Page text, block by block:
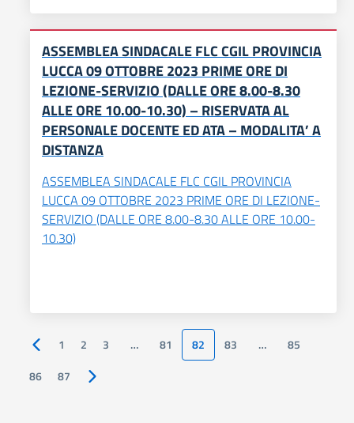
ASSEMBLEA SINDACALE FLC CGIL PROVINCIA
LUCCA 09 OTTOBRE 2023 PRIME ORE DI
LEZIONE-SERVIZIO (DALLE ORE 8.00-8.30
ALLE ORE 10.00-10.30) – RISERVATA AL
PERSONALE DOCENTE ED ATA – MODALITA’ A
DISTANZA
ASSEMBLEA SINDACALE FLC CGIL PROVINCIA
LUCCA 09 OTTOBRE 2023 PRIME ORE DI LEZIONE-
SERVIZIO (DALLE ORE 8.00-8.30 ALLE ORE 10.00-
10.30)
Pagina precedente
1 2 3 … 81 82 83 …
85
86
87 Pagina successiva